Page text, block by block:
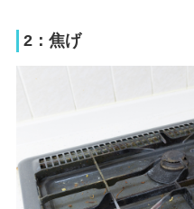
2：焦げ